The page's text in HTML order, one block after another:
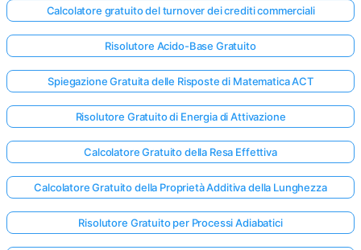
Calcolatore gratuito del turnover dei crediti commerciali
Risolutore Acido-Base Gratuito
Spiegazione Gratuita delle Risposte di Matematica ACT
Risolutore Gratuito di Energia di Attivazione
Calcolatore Gratuito della Resa Effettiva
Calcolatore Gratuito della Proprietà Additiva della Lunghezza
Risolutore Gratuito per Processi Adiabatici